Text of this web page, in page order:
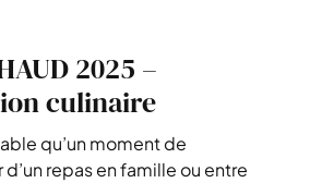
2025 –
culinaire
qu’un moment de
repas en famille ou entre